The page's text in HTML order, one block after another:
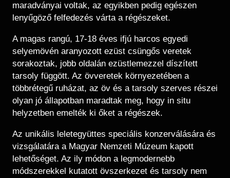
maradványai voltak, az egyikben pedig egészen
lenyűgöző felfedezés várta a régészeket.
A magas rangú, 17-18 éves ifjú harcos egyedi
selyemövén aranyozott ezüst csüngős veretek
sorakoztak, jobb oldalán ezüstlemezzel díszített
tarsoly függött. Az övveretek környezetében a
többrétegű ruházat, az öv és a tarsoly szerves részei
olyan jó állapotban maradtak meg, hogy in situ
helyzetben emelték ki őket a régészek.
Az unikális leletegyüttes speciális konzerválására és
vizsgálatára a Magyar Nemzeti Múzeum kapott
lehetőséget. Az ily módon a legmodernebb
módszerekkel kutatott övszerkezet és tarsoly nem